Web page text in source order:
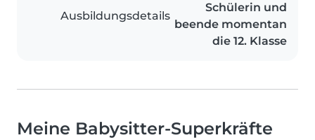
Ausbildungsdetails
Schülerin und
beende momentan
die 12. Klasse
Meine Babysitter-Superkräfte